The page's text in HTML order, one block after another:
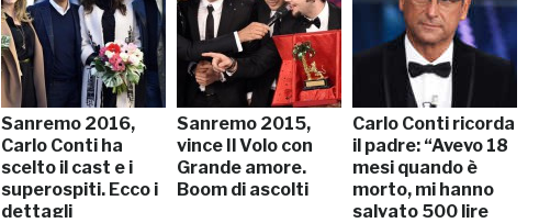
Sanremo 2016,
Carlo Conti ha
scelto il cast e i
superospiti. Ecco i
dettagli
Sanremo 2015,
vince Il Volo con
Grande amore.
Boom di ascolti
Carlo Conti ricorda
il padre: “Avevo 18
mesi quando è
morto, mi hanno
salvato 500 lire